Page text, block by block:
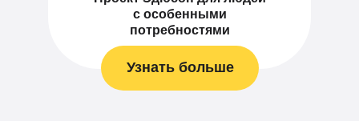
с особенными
потребностями
Узнать больше